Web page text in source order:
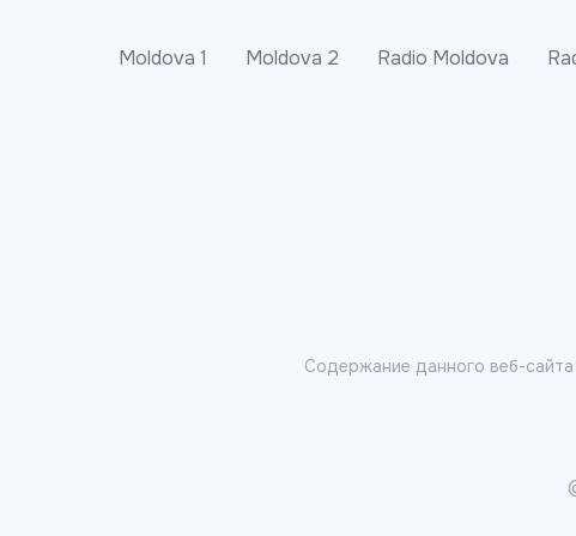
Moldova 1 Moldova 2 Radio Moldova
Содержание данного веб-